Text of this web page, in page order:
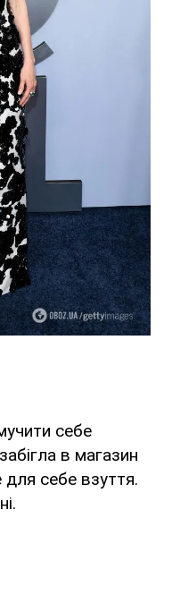
себе
в магазин
для себе взуття.